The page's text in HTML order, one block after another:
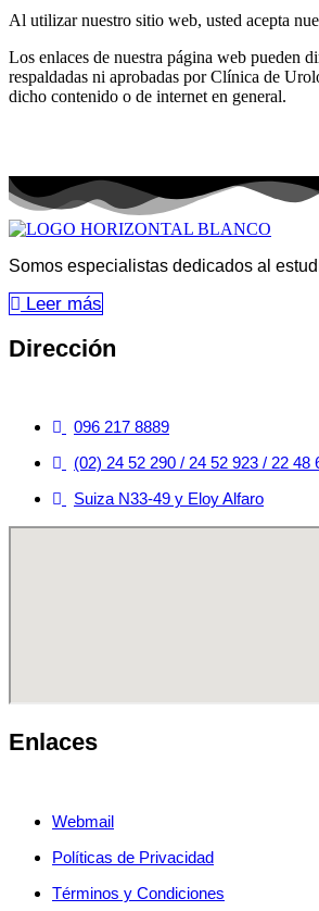
Al utilizar nuestro sitio web, usted acepta
Los enlaces de nuestra página web pueden
respaldadas ni aprobadas por Clínica de
dicho contenido o de internet en general.
Somos especialistas dedicados al
Leer más
Dirección
096 217 8889
(02) 24 52 290 / 24 52 923 / 22 48
Suiza N33-49 y Eloy Alfaro
Enlaces
Webmail
Políticas de Privacidad
Términos y Condiciones